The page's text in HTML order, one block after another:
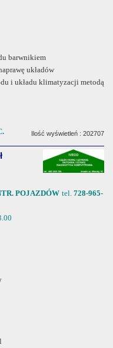
barwnikiem
układów
i układu klimatyzacji metodą
Ilość wyświetleń : 202707
POJAZDÓW tel. 728-965-